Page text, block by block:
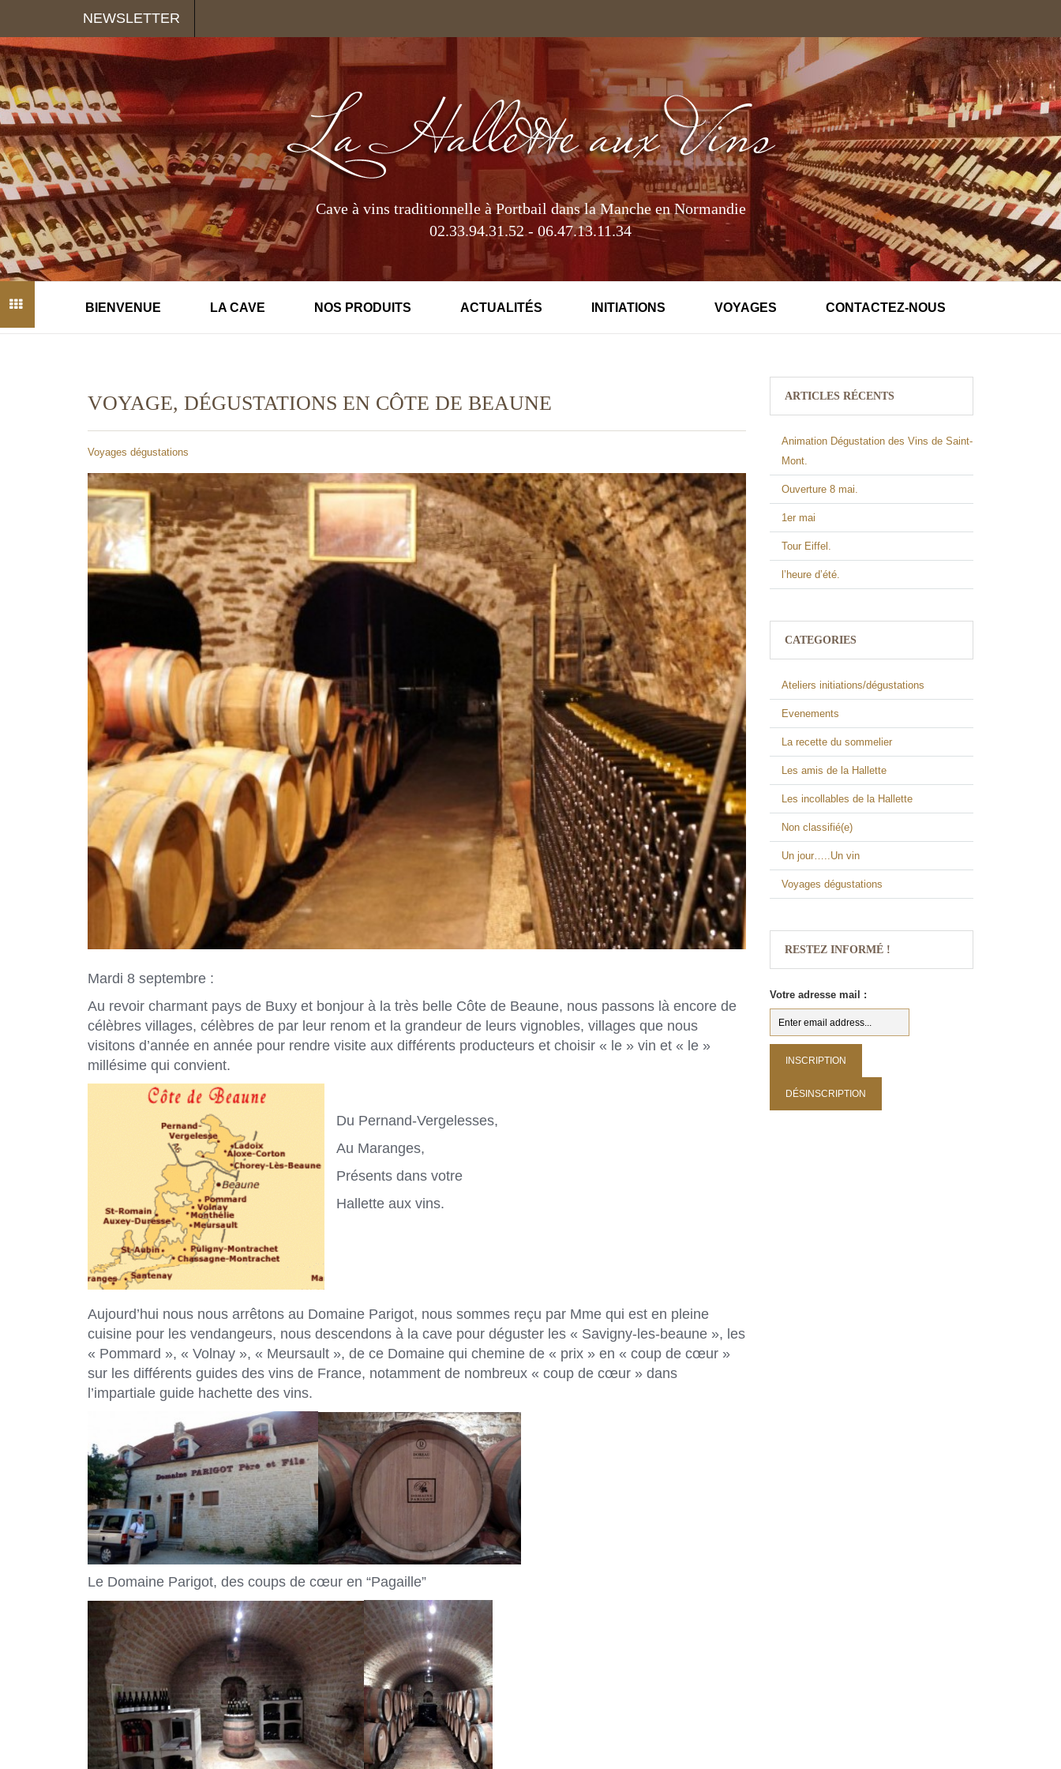
NEWSLETTER
Cave à vins traditionnelle à Portbail dans la Manche en Normandie
02.33.94.31.52 - 06.47.13.11.34
BIENVENUE LA CAVE NOS PRODUITS ACTUALITÉS INITIATIONS VOYAGES CONTACTEZ-NOUS
VOYAGE, DÉGUSTATIONS EN CÔTE DE BEAUNE
Voyages dégustations
Mardi 8 septembre :
Au revoir charmant pays de Buxy et bonjour à la très belle Côte de Beaune, nous passons là encore de
célèbres villages, célèbres de par leur renom et la grandeur de leurs vignobles, villages que nous
visitons d’année en année pour rendre visite aux différents producteurs et choisir « le » vin et « le »
millésime qui convient.
Du Pernand-Vergelesses,
Au Maranges,
Présents dans votre
Hallette aux vins.
Aujourd’hui nous nous arrêtons au Domaine Parigot, nous sommes reçu par Mme qui est en pleine
cuisine pour les vendangeurs, nous descendons à la cave pour déguster les « Savigny-les-beaune », les
« Pommard », « Volnay », « Meursault », de ce Domaine qui chemine de « prix » en « coup de cœur »
sur les différents guides des vins de France, notamment de nombreux « coup de cœur » dans
l’impartiale guide hachette des vins.
Le Domaine Parigot, des coups de cœur en “Pagaille”
ARTICLES RÉCENTS
Animation Dégustation des Vins de Saint-
Mont.
Ouverture 8 mai.
1er mai
Tour Eiffel.
l’heure d’été.
CATEGORIES
Ateliers initiations/dégustations
Evenements
La recette du sommelier
Les amis de la Hallette
Les incollables de la Hallette
Non classifié(e)
Un jour…..Un vin
Voyages dégustations
RESTEZ INFORMÉ !
Votre adresse mail :
Panneau de gestion des cookies